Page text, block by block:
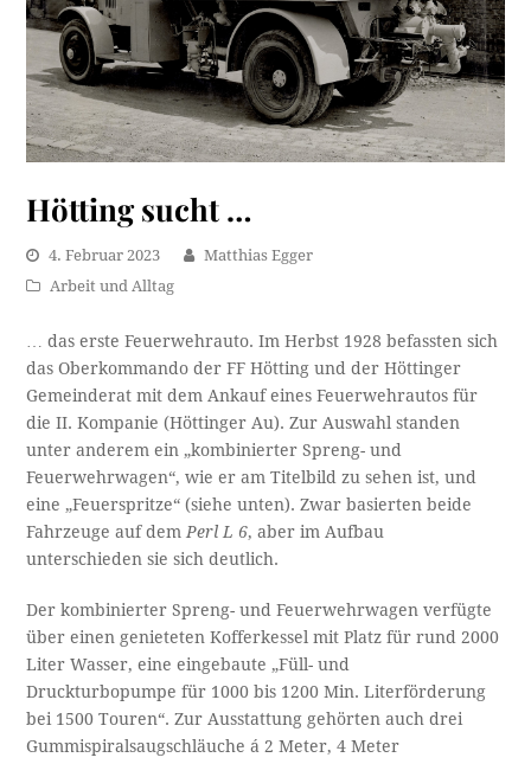
Hötting sucht …
4. Februar 2023
Matthias Egger
Arbeit und Alltag
… das erste Feuerwehrauto. Im Herbst 1928 befassten sich
das Oberkommando der FF Hötting und der Höttinger
Gemeinderat mit dem Ankauf eines Feuerwehrautos für
die II. Kompanie (Höttinger Au). Zur Auswahl standen
unter anderem ein „kombinierter Spreng- und
Feuerwehrwagen“, wie er am Titelbild zu sehen ist, und
eine „Feuerspritze“ (siehe unten). Zwar basierten beide
Fahrzeuge auf dem Perl L 6, aber im Aufbau
unterschieden sie sich deutlich.
Der kombinierter Spreng- und Feuerwehrwagen verfügte
über einen genieteten Kofferkessel mit Platz für rund 2000
Liter Wasser, eine eingebaute „Füll- und
Druckturbopumpe für 1000 bis 1200 Min. Literförderung
bei 1500 Touren“. Zur Ausstattung gehörten auch drei
Gummispiralsaugschläuche á 2 Meter, 4 Meter